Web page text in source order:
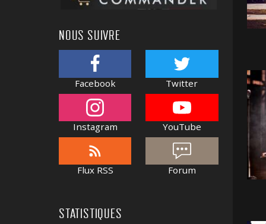
NOUS SUIVRE
Facebook Twitter
Instagram YouTube
Flux RSS Forum
STATISTIQUES